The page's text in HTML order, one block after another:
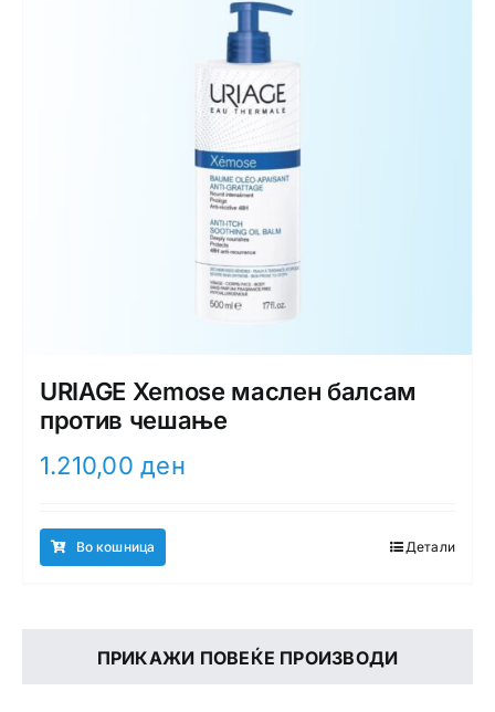
URIAGE Xemose маслен балсам
против чешање
1.210,00ден
Во кошница Детали
ПРИКАЖИ ПОВЕЌЕ ПРОИЗВОДИ